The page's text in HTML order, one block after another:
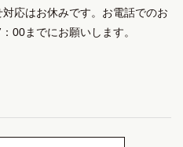
応はお休みです。お電話でのお
00までにお願いします。